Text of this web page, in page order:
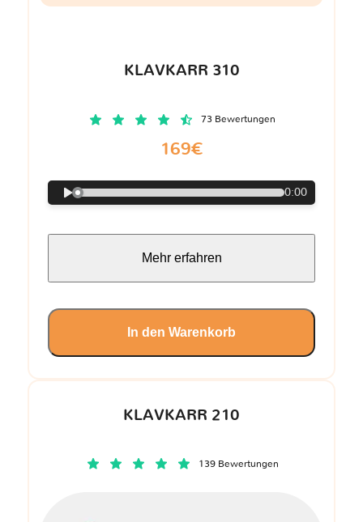
KLAVKARR 210
139 Bewertungen
KLAVKARR 310
73 Bewertungen
169€
0:00
Mehr erfahren
In den Warenkorb